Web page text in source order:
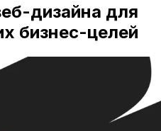
дизайна для
бизнес-целей